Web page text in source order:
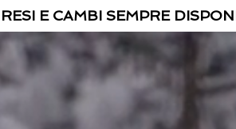
E CAMBI SEMPRE